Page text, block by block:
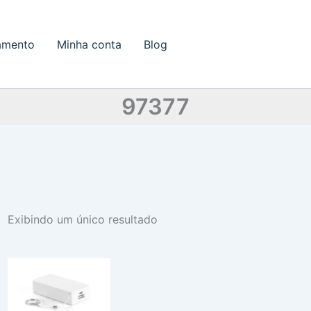
Minha conta Blog
97377
Exibindo um único resultado